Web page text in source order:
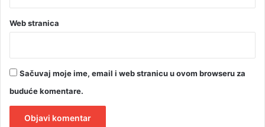
n
Web stranica
Sačuvaj moje ime, email i web stranicu u ovom browseru za
buduće komentare.